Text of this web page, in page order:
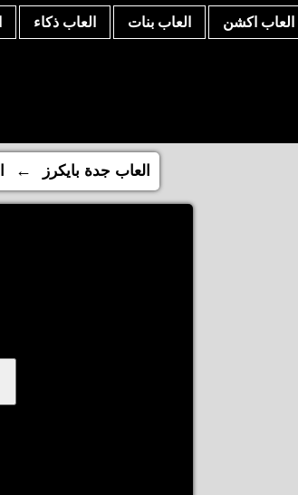
العاب اكشن العاب بنات العاب ذكاء
العاب جدة بايكرز ←